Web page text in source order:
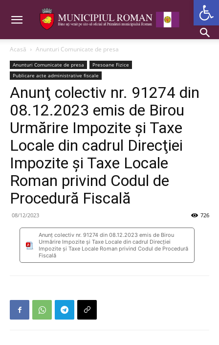
Acasă Anunturi Comunicate de presa
Anunturi Comunicate de presa
Presoane Fizice
Publicare acte administrative fiscale
Anunţ colectiv nr. 91274 din
08.12.2023 emis de Birou
Urmărire Impozite şi Taxe
Locale din cadrul Direcţiei
Impozite şi Taxe Locale
Roman privind Codul de
Procedură Fiscală
08/12/2023 726
Anunţ colectiv nr. 91274 din 08.12.2023 emis de Birou
Urmărire Impozite şi Taxe Locale din cadrul Direcţiei
Impozite şi Taxe Locale Roman privind Codul de Procedură
Fiscală